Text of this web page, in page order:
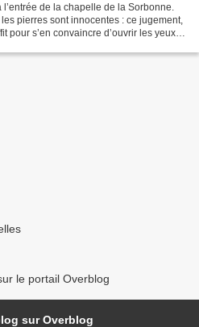
de la chapelle de la Sorbonne.
pierres sont innocentes : ce jugement,
pour s’en convaincre d’ouvrir les yeux
le portail Overblog
sur Overblog